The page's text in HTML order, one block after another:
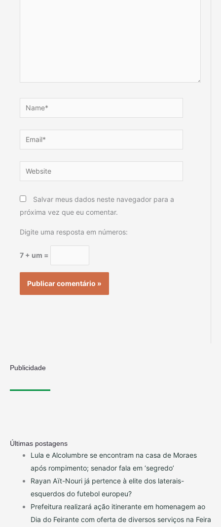
Name*
Email*
Website
Salvar meus dados neste navegador para a
próxima vez que eu comentar.
Digite uma resposta em números:
7 + um =
Publicidade
Últimas postagens
Lula e Alcolumbre se encontram na casa de Moraes
após rompimento; senador fala em ‘segredo’
Rayan Aït-Nouri já pertence à elite dos laterais-
esquerdos do futebol europeu?
Prefeitura realizará ação itinerante em homenagem ao
Dia do Feirante com oferta de diversos serviços na Feira